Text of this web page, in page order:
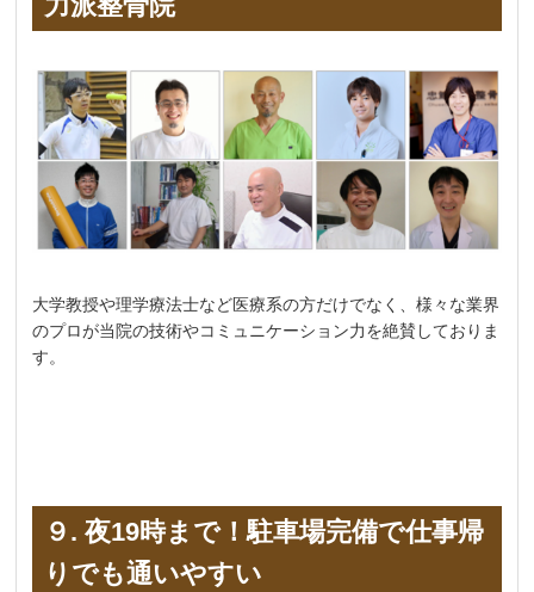
大学教授や理学療法士など医療系の方だけでなく、様々な業界
のプロが当院の技術やコミュニケーション力を絶賛しておりま
す。
９. 夜19時まで！駐車場完備で仕事帰
りでも通いやすい